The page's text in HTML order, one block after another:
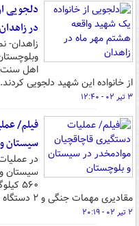
دلجویی
در زاهدان
زاهدان-
اهل سنت
از خانواده این شهید دلجویی کردند.
۳ تیر ۰۲ - ۱۲:۴۰
فیلم/
سیستان
در
۵۶۰
مقادیری مهمات جنگی و ۲ دستگاه خودرو کشف و ضبط شد.
۲ تیر ۰۲ - ۲۰:۱۹